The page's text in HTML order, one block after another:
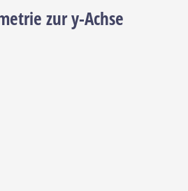
zur y-Achse